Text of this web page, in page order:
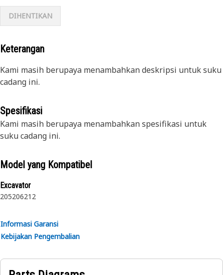
DIHENTIKAN
Keterangan
Kami masih berupaya menambahkan deskripsi untuk suku
cadang ini.
Spesifikasi
Kami masih berupaya menambahkan spesifikasi untuk
suku cadang ini.
Model yang Kompatibel
Excavator
205206212
Informasi Garansi
Kebijakan Pengembalian